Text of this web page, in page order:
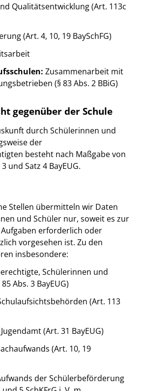
Qualitätsentwicklung (Art. 113c
(Art. 4, 10, 19 BaySchFG)
Zusammenarbeit mit
(§ 83 Abs. 2 BBiG)
gegenüber der Schule
durch Schülerinnen und
der
besteht nach Maßgabe von
und Satz 4 BayEUG.
Stellen übermitteln wir Daten
und Schüler nur, soweit es zur
erforderlich oder
vorgesehen ist. Zu den
insbesondere:
Schülerinnen und
Abs. 3 BayEUG)
(Art. 113
(Art. 31 BayEUG)
(Art. 10, 19
der Schülerbeförderung